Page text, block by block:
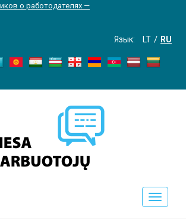
о работодателях —
Язык: LT RU
Toggle